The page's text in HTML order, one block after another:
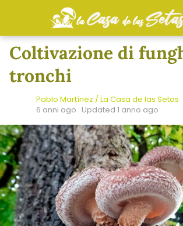
Coltivazione di
tronchi
Pablo Martínez / La Casa de las Setas
6 anni ago · Updated 1 anno ago